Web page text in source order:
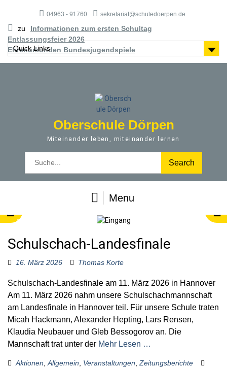
04963 - 91760 sekretariat@schuledoerpen.de
zu
Informationen zum ersten Schultag
Entlassungsfeier 2026
Ehrenurkunden Bundesjugendspiele
Quick Links
Oberschule Dörpen
Miteinander leben, miteinander lernen
r
Menu
A
k
t
u
e
Schulschach-Landesfinale
16. März 2026 Thomas Korte
Schulschach-Landesfinale am 11. März 2026 in Hannover
Am 11. März 2026 nahm unsere Schulschachmannschaft
am Landesfinale in Hannover teil. Für unsere Schule traten
Micah Hackmann, Alexander Hepting, Lars Rensen,
Klaudia Neubauer und Gleb Bessogorov an. Die
Mannschaft trat unter der Mehr Lesen …
Aktionen Allgemein Veranstaltungen Zeitungsberichte